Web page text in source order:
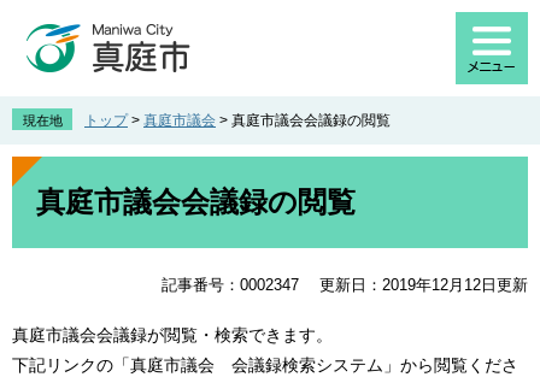
先
す
を
し
現在地 トップ > 真庭市議会 > 真庭市議会会議録の閲覧
本
真庭市議会会議録の閲覧
記事番号：0002347 更新日：2019年12月12日更新
真庭市議会会議録が閲覧・検索できます。
下記リンクの「真庭市議会 会議録検索システム」から閲覧くださ